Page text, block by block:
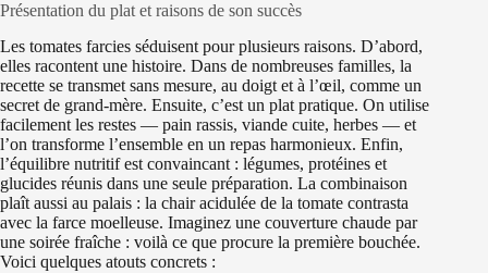
Présentation du plat et raisons de son succès
Les tomates farcies séduisent pour plusieurs raisons. D’abord,
elles racontent une histoire. Dans de nombreuses familles, la
recette se transmet sans mesure, au doigt et à l’œil, comme un
secret de grand-mère. Ensuite, c’est un plat pratique. On utilise
facilement les restes — pain rassis, viande cuite, herbes — et
l’on transforme l’ensemble en un repas harmonieux. Enfin,
l’équilibre nutritif est convaincant : légumes, protéines et
glucides réunis dans une seule préparation. La combinaison
plaît aussi au palais : la chair acidulée de la tomate contrasta
avec la farce moelleuse. Imaginez une couverture chaude par
une soirée fraîche : voilà ce que procure la première bouchée.
Voici quelques atouts concrets :